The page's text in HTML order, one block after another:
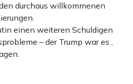
durchaus willkommenen
einen weiteren Schuldigen
– der Trump war es ,